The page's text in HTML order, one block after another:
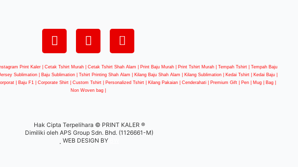
Print Kaler | Cetak Tshirt Murah | Cetak Tshirt Shah Alam | Print Baju Murah | Print Tshirt Murah | Tempah Tshirt | Tempah Baju
Sublimation | Baju Sublimation | Tshirt Printing Shah Alam | Kilang Baju Shah Alam | Kilang Sublimation | Kedai Tshirt | Kedai Baju |
| Baju F1 | Corporate Shirt | Custom Tshirt | Personalized Tshirt | Kilang Pakaian | Cenderahati | Premium Gift | Pen | Mug | Bag |
Non Woven bag |
Hak Cipta Terpelihara © PRINT KALER ®
Dimiliki oleh APS Group Sdn. Bhd. (1126661-M)
WEB DESIGN BY